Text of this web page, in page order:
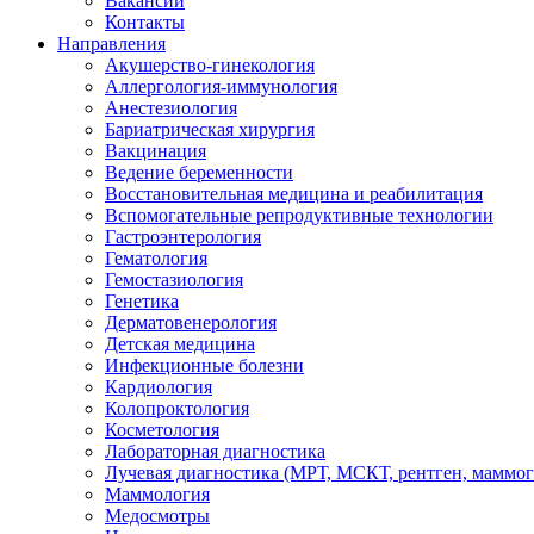
Контакты
Направления
Акушерство-гинекология
Аллергология-иммунология
Анестезиология
Бариатрическая хирургия
Вакцинация
Ведение беременности
Восстановительная медицина и реабилитация
Вспомогательные репродуктивные технологии
Гастроэнтерология
Гематология
Гемостазиология
Генетика
Дерматовенерология
Детская медицина
Инфекционные болезни
Кардиология
Колопроктология
Косметология
Лабораторная диагностика
Лучевая диагностика (МРТ, МСКТ, рентген,
Маммология
Медосмотры